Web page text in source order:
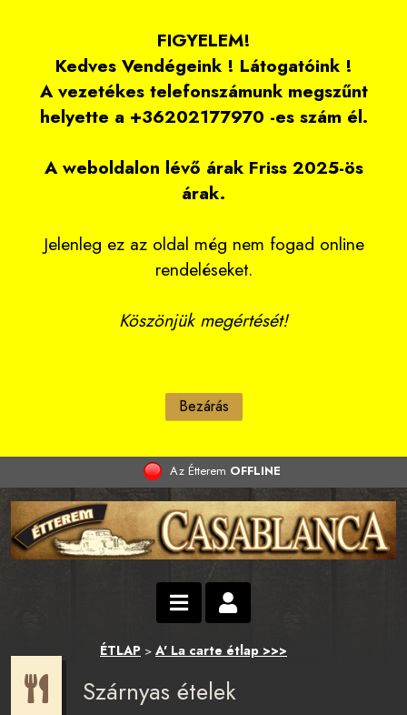
FIGYELEM!
Kedves Vendégeink ! Látogatóink !
A vezetékes telefonszámunk megszűnt
helyette a +36202177970 -es szám él.
A weboldalon lévő árak Friss 2025-ös
árak.
Jelenleg ez az oldal még nem fogad online
rendeléseket.
Köszönjük megértését!
Az Étterem OFFLINE
ÉTLAP > A' La carte étlap >>>
Szárnyas ételek